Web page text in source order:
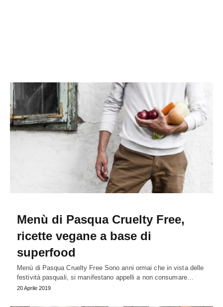
Menù di Pasqua Cruelty Free,
ricette vegane a base di
superfood
Menù di Pasqua Cruelty Free Sono anni ormai che in vista delle
festività pasquali, si manifestano appelli a non consumare…
20 Aprile 2019